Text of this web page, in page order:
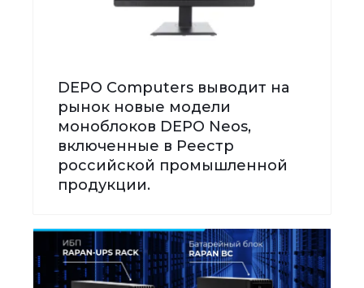
DEPO Computers выводит на
рынок новые модели
моноблоков DEPO Neos,
включенные в Реестр
российской промышленной
продукции.